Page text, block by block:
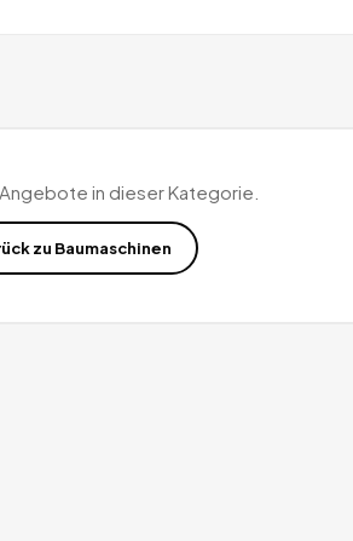
in dieser Kategorie.
zu Baumaschinen